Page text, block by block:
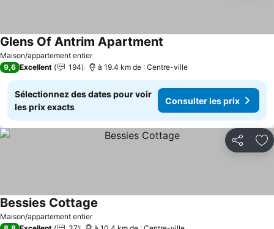
Maison/appartement entier
Glens Of Antrim Apartment
9,6 Excellent 194 à 19.4 km de : Centre-ville
Sélectionnez des dates pour voir
les prix exacts
Consulter les prix
Partager
Maison/appartement entier
Bessies Cottage